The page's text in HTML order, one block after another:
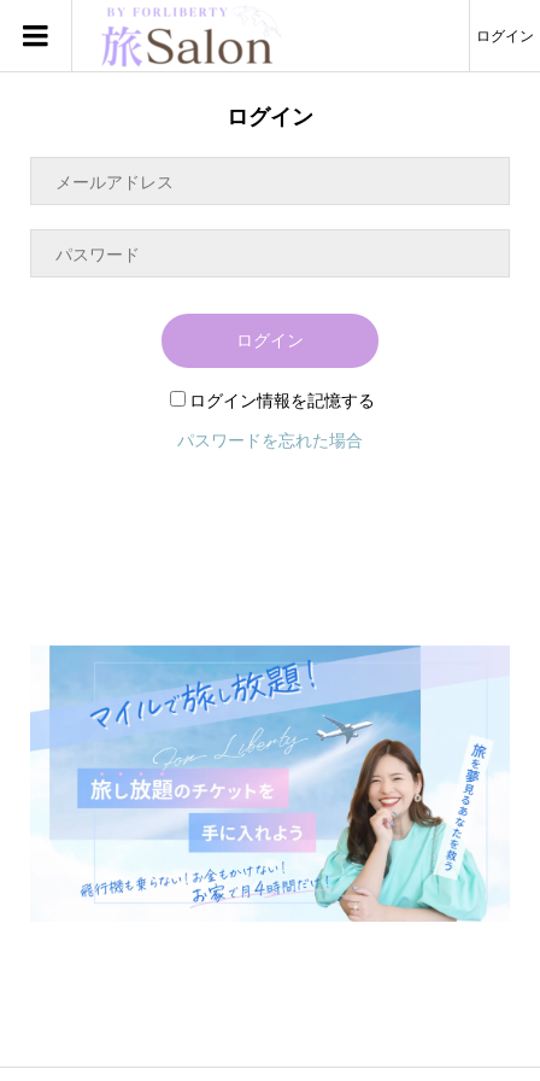
ログイン
ログイン
ログイン
ログイン情報を記憶する
パスワードを忘れた場合